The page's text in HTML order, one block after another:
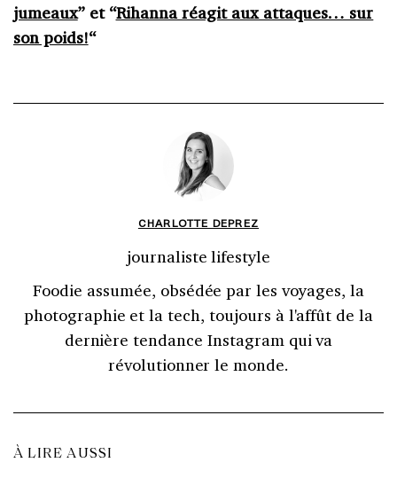
jumeaux” et “Rihanna réagit aux attaques… sur
son poids!“
CHARLOTTE DEPREZ
journaliste lifestyle
Foodie assumée, obsédée par les voyages, la
photographie et la tech, toujours à l'affût de la
dernière tendance Instagram qui va
révolutionner le monde.
À LIRE AUSSI